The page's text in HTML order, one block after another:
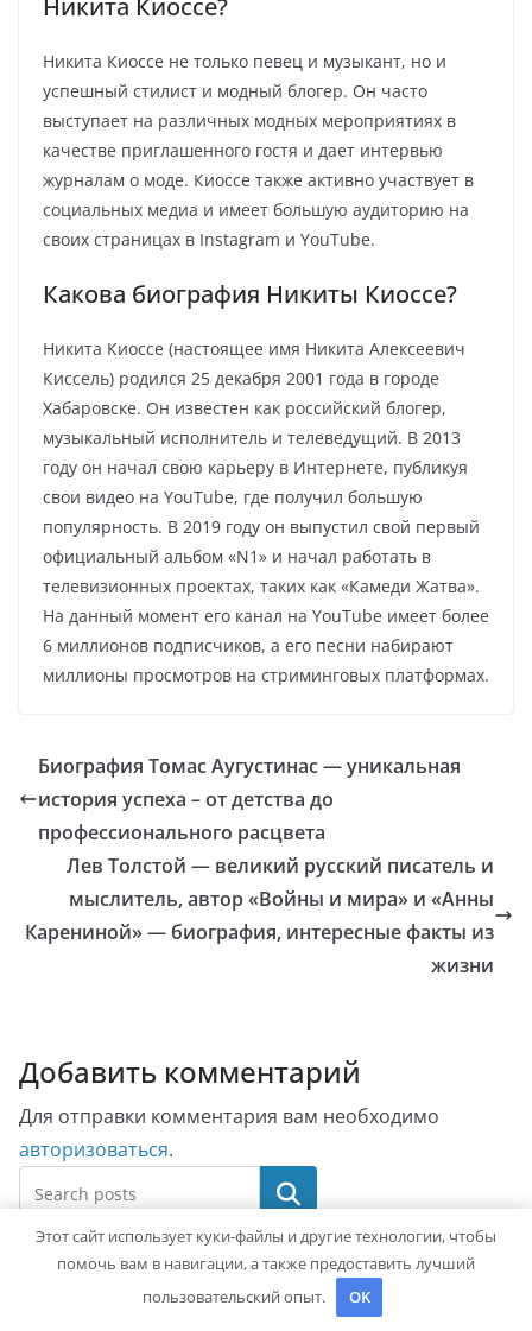
Никита Киоссе?
Никита Киоссе не только певец и музыкант, но и
успешный стилист и модный блогер. Он часто
выступает на различных модных мероприятиях в
качестве приглашенного гостя и дает интервью
журналам о моде. Киоссе также активно участвует в
социальных медиа и имеет большую аудиторию на
своих страницах в Instagram и YouTube.
Какова биография Никиты Киоссе?
Никита Киоссе (настоящее имя Никита Алексеевич
Киссель) родился 25 декабря 2001 года в городе
Хабаровске. Он известен как российский блогер,
музыкальный исполнитель и телеведущий. В 2013
году он начал свою карьеру в Интернете, публикуя
свои видео на YouTube, где получил большую
популярность. В 2019 году он выпустил свой первый
официальный альбом «N1» и начал работать в
телевизионных проектах, таких как «Камеди Жатва».
На данный момент его канал на YouTube имеет более
6 миллионов подписчиков, а его песни набирают
миллионы просмотров на стриминговых платформах.
Биография Томас Аугустинас — уникальная
история успеха – от детства до
профессионального расцвета
Лев Толстой — великий русский писатель и
мыслитель, автор «Войны и мира» и «Анны
Карениной» — биография, интересные факты из
жизни
Добавить комментарий
Для отправки комментария вам необходимо
авторизоваться.
Поиск
Этот сайт использует куки-файлы и другие технологии, чтобы
помочь вам в навигации, а также предоставить лучший
пользовательский опыт.
OK